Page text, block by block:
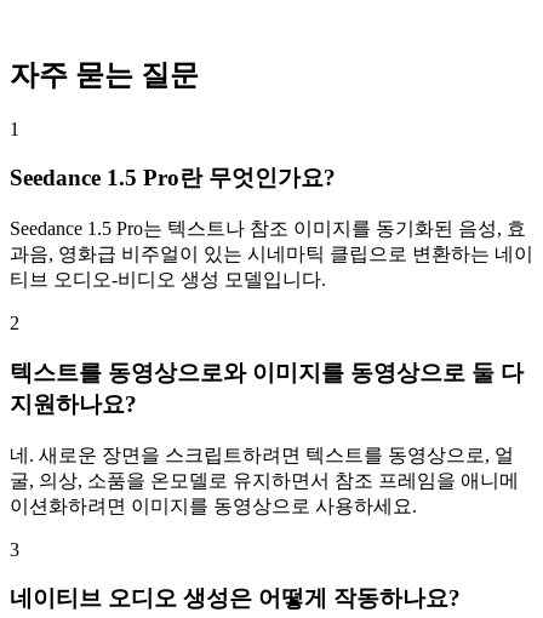
자주 묻는 질문
1
Seedance 1.5 Pro란 무엇인가요?
Seedance 1.5 Pro는 텍스트나 참조 이미지를 동기화된 음성, 효
과음, 영화급 비주얼이 있는 시네마틱 클립으로 변환하는 네이
티브 오디오-비디오 생성 모델입니다.
2
텍스트를 동영상으로와 이미지를 동영상으로 둘 다
지원하나요?
네. 새로운 장면을 스크립트하려면 텍스트를 동영상으로, 얼
굴, 의상, 소품을 온모델로 유지하면서 참조 프레임을 애니메
이션화하려면 이미지를 동영상으로 사용하세요.
3
네이티브 오디오 생성은 어떻게 작동하나요?